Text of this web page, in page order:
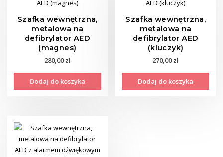
Szafka wewnętrzna,
metalowa na
defibrylator AED
(magnes)
280,00zł
Dodaj do koszyka
Szafka wewnętrzna,
metalowa na
defibrylator AED
(kluczyk)
270,00zł
Dodaj do koszyka